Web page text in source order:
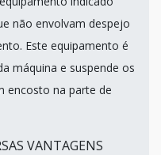
não envolvam despejo
Este equipamento é
máquina e suspende os
encosto na parte de
VANTAGENS